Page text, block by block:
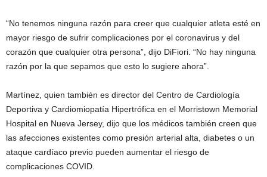
“No tenemos ninguna razón para creer que cualquier atleta esté en
mayor riesgo de sufrir complicaciones por el coronavirus y del
corazón que cualquier otra persona”, dijo DiFiori. “No hay ninguna
razón por la que sepamos que esto lo sugiere ahora”.
Martínez, quien también es director del Centro de Cardiología
Deportiva y Cardiomiopatía Hipertrófica en el Morristown Memorial
Hospital en Nueva Jersey, dijo que los médicos también creen que
las afecciones existentes como presión arterial alta, diabetes o un
ataque cardíaco previo pueden aumentar el riesgo de
complicaciones COVID.